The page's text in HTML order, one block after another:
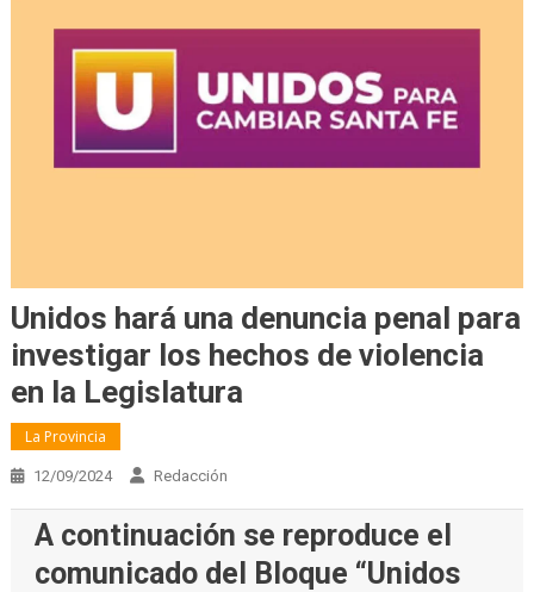
Unidos hará una denuncia penal para
investigar los hechos de violencia
en la Legislatura
La Provincia
12/09/2024 Redacción
A continuación se reproduce el
comunicado del Bloque “Unidos